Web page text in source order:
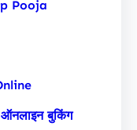
Pooja
बुकिंग